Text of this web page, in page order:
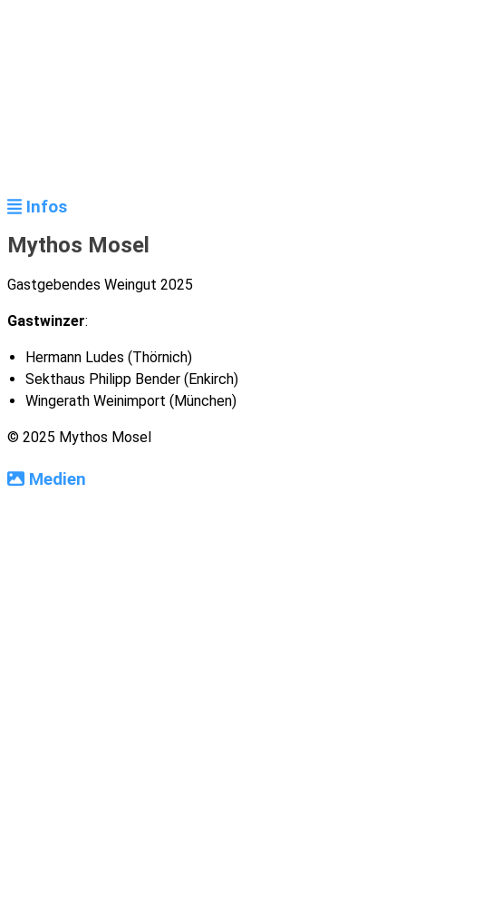
Infos
Mythos Mosel
Gastgebendes Weingut 2025
Gastwinzer:
Hermann Ludes (Thörnich)
Sekthaus Philipp Bender (Enkirch)
Wingerath Weinimport (München)
© 2025 Mythos Mosel
Medien